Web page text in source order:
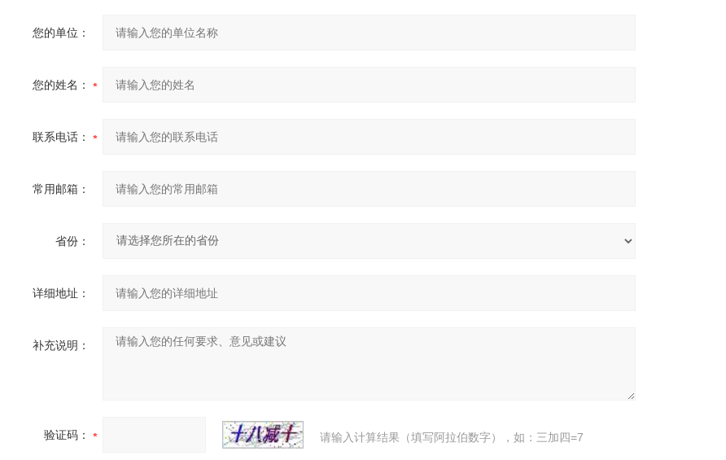
您的单位：
您的姓名：
联系电话：
常用邮箱：
省份：
详细地址：
补充说明：
验证码： 请输入计算结果（填写阿拉伯数字），如：三加四=7